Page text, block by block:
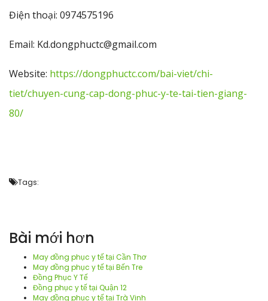
Điện thoại: 0974575196
Email: Kd.dongphuctc@gmail.com
Website: https://dongphuctc.com/bai-viet/chi-
tiet/chuyen-cung-cap-dong-phuc-y-te-tai-tien-giang-
80/
Tags:
Bài mới hơn
May đồng phục y tế tại Cần Thơ
May đồng phục y tế tại Bến Tre
Đồng Phục Y Tế
Đồng phục y tế tại Quận 12
May đồng phục y tế tại Trà Vinh